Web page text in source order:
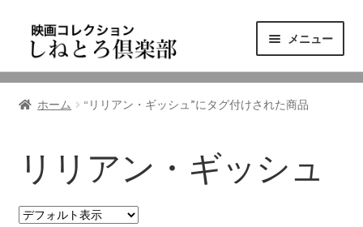
ゲ
シ
へ
キ
テ
ツ
キ
プ
メニュー
ニュース
東三河の映画館
しねとろ倶楽部について
ホーム “リリアン・ギッシュ”にタグ付けされた商品
リリアン・ギッシュ